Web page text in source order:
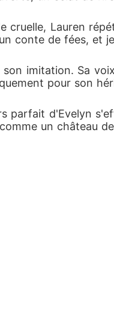
cruelle, Lauren
conte de fées, et
imitation. Sa
pour son
parfait d'Evelyn
un château